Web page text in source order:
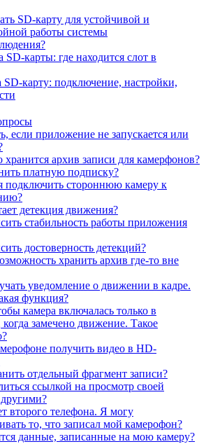
SD-карту для устойчивой и
работы системы
SD-карты: где находится слот в
SD-карту: подключение, настройки,
если приложение не запускается или
хранится архив записи для камерфонов?
платную подписку?
подключить стороннюю камеру к
детекция движения?
стабильность работы приложения
достоверность детекций?
хранить архив где-то вне
уведомление о движении в кадре.
функция?
камера включалась только в
замечено движение. Такое
получить видео в HD-
отдельный фрагмент записи?
ссылкой на просмотр своей
второго телефона. Я могу
то, что записал мой камерофон?
данные, записанные на мою камеру?